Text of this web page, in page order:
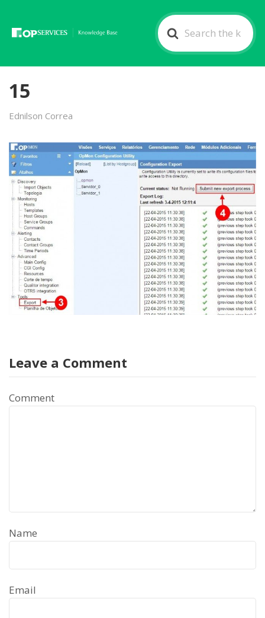
Search
For
15
Ednilson Correa
Leave a Comment
Comment
Name
Email